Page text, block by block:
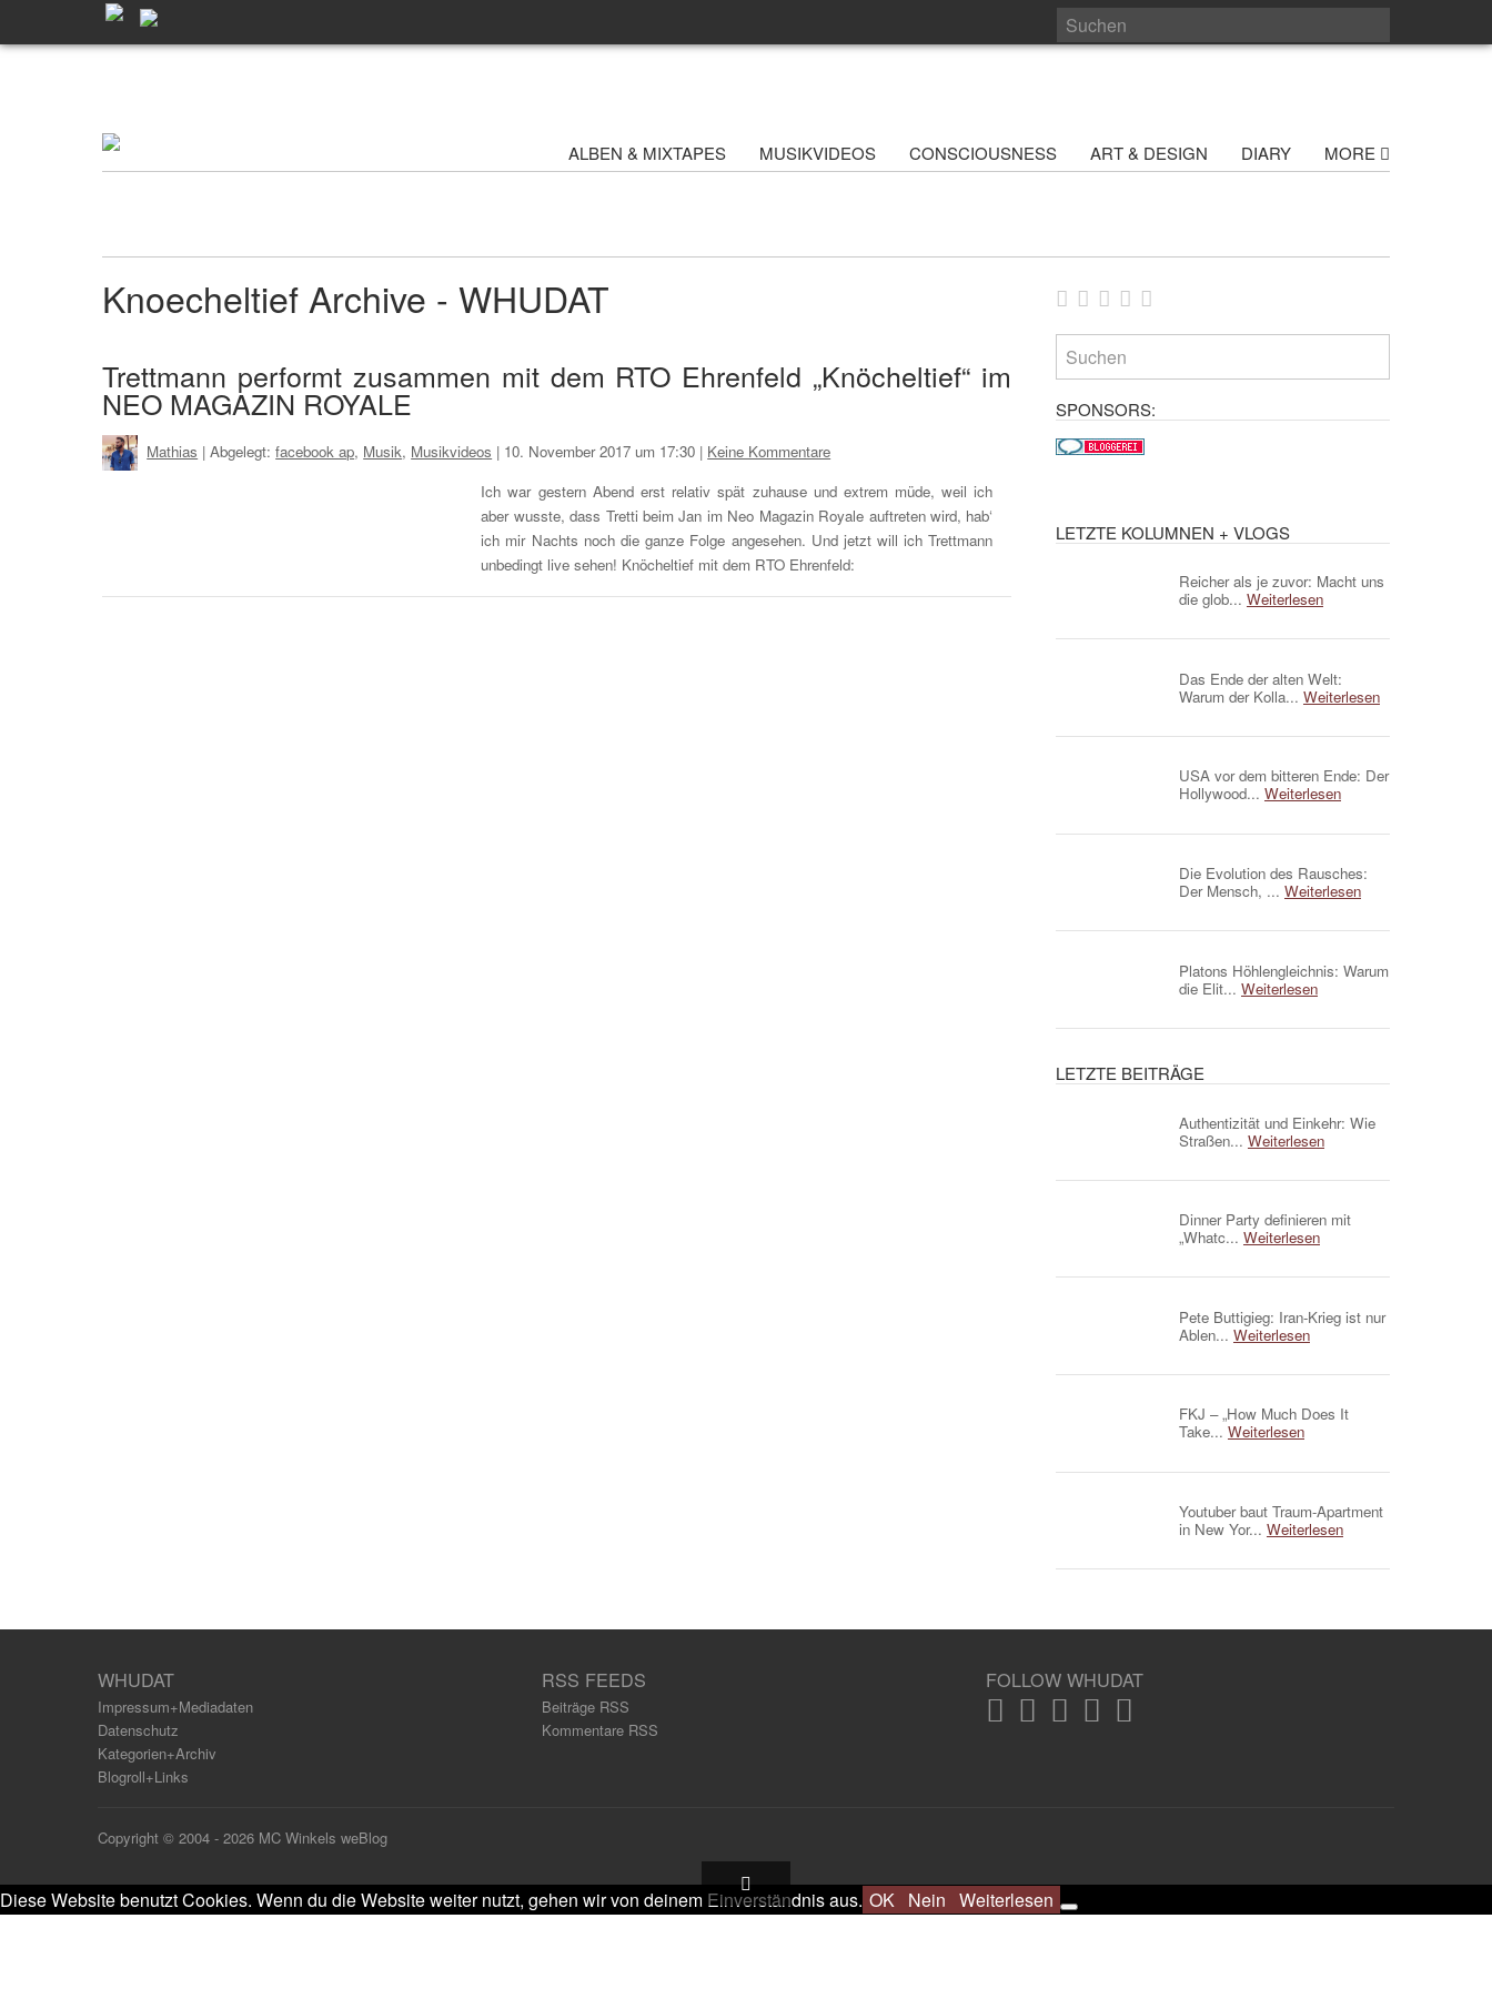
ALBEN & MIXTAPES MUSIKVIDEOS CONSCIOUSNESS ART & DESIGN DIARY MORE
Knoecheltief Archive - WHUDAT
Trettmann performt zusammen mit dem RTO Ehrenfeld „Knöcheltief“ im
NEO MAGAZIN ROYALE
Mathias | Abgelegt:facebook ap, Musik, Musikvideos | 10. November 2017 um 17:30 | Keine Kommentare
Ich war gestern Abend erst relativ spät zuhause und extrem müde, weil ich
aber wusste, dass Tretti beim Jan im Neo Magazin Royale auftreten wird, hab‘
ich mir Nachts noch die ganze Folge angesehen. Und jetzt will ich Trettmann
unbedingt live sehen! Knöcheltief mit dem RTO Ehrenfeld:
SPONSORS:
LETZTE KOLUMNEN + VLOGS
Reicher als je zuvor: Macht uns
die glob... Weiterlesen
Das Ende der alten Welt:
Warum der Kolla... Weiterlesen
USA vor dem bitteren Ende: Der
Hollywood... Weiterlesen
Die Evolution des Rausches:
Der Mensch, ... Weiterlesen
Platons Höhlengleichnis: Warum
die Elit... Weiterlesen
LETZTE BEITRÄGE
Authentizität und Einkehr: Wie
Straßen... Weiterlesen
Dinner Party definieren mit
„Whatc... Weiterlesen
Pete Buttigieg: Iran-Krieg ist nur
Ablen... Weiterlesen
FKJ – „How Much Does It
Take... Weiterlesen
Youtuber baut Traum-Apartment
in New Yor... Weiterlesen
WHUDAT
Impressum+Mediadaten
Datenschutz
Kategorien+Archiv
Blogroll+Links
RSS FEEDS
Beiträge RSS
Kommentare RSS
FOLLOW WHUDAT
Copyright © 2004 - 2026 MC Winkels weBlog
Diese Website benutzt Cookies. Wenn du die Website weiter nutzt, gehen wir von deinem Einverständnis aus. OK Nein Weiterlesen